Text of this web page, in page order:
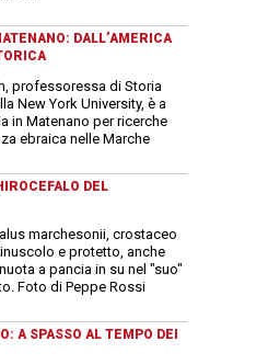
DALL’AMERICA
professoressa di Storia
New York University, è a
in Matenano per ricerche
ebraica nelle Marche
DEL
marchesonii, crostaceo
e protetto, anche
a pancia in su nel "suo"
Foto di Peppe Rossi
A SPASSO AL TEMPO DEI